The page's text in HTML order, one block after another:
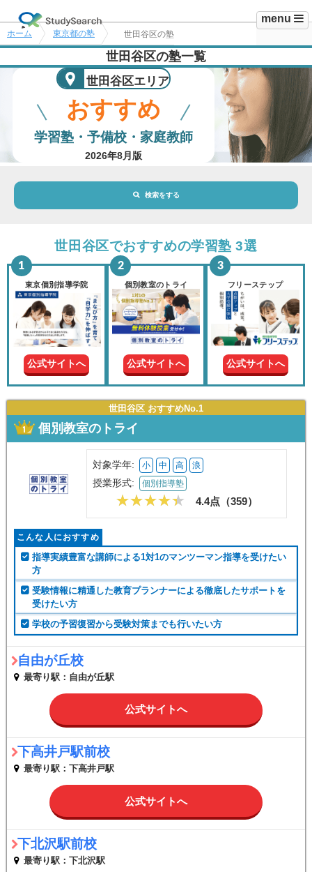
menu
ホーム 東京都の塾 世田谷区の塾
世田谷区の塾一覧
世田谷区エリア
おすすめ
学習塾・予備校・家庭教師
2026年8月版
検索をする
地域・駅 世田谷区エリア
選択されていません
市区町村 選択されていません 変更
現在の
学年
授業形
式
この条件で絞り込む
世田谷区でおすすめの学習塾 3選
東京個別指導学院
公式サイトへ
個別教室のトライ
公式サイトへ
フリーステップ
公式サイトへ
世田谷区 おすすめNo.1
個別教室のトライ
対象学年: 小 中 高 浪
授業形式: 個別指導塾
4.4点（359）
こんな人におすすめ
指導実績豊富な講師による1対1のマンツーマン指導を受けたい
方
受験情報に精通した教育プランナーによる徹底したサポートを
受けたい方
学校の予習復習から受験対策までも行いたい方
自由が丘校
最寄り駅：自由が丘駅
公式サイトへ
下高井戸駅前校
最寄り駅：下高井戸駅
公式サイトへ
下北沢駅前校
最寄り駅：下北沢駅